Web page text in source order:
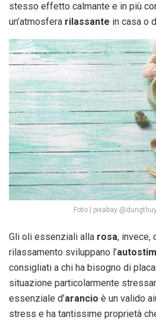
stesso effetto calmante e in più
un’atmosfera rilassante in casa o
Foto | pixabay
Gli oli essenziali alla rosa, invece,
rilassamento sviluppano l’
consigliati a chi ha bisogno di
situazione particolarmente
essenziale d’arancio è un valido
stress e ha tantissime proprietà